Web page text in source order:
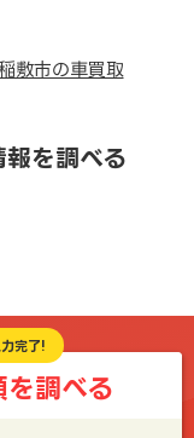
敷市の車買取
を調べる
完了!
を調べる